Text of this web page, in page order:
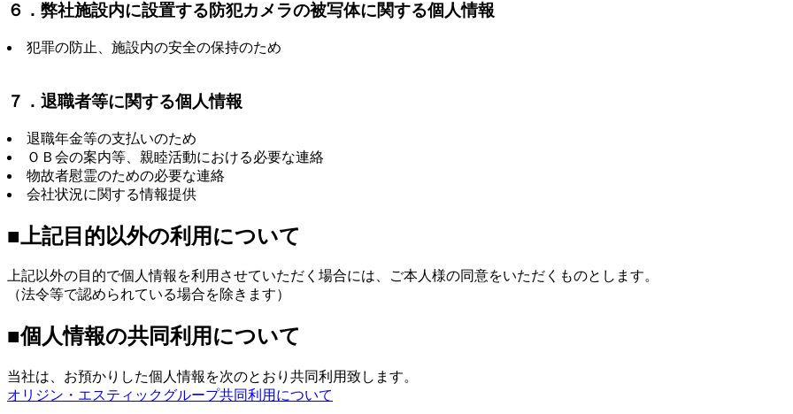
６．弊社施設内に設置する防犯カメラの被写体に関する個人情報
犯罪の防止、施設内の安全の保持のため
７．退職者等に関する個人情報
退職年金等の支払いのため
ＯＢ会の案内等、親睦活動における必要な連絡
物故者慰霊のための必要な連絡
会社状況に関する情報提供
■上記目的以外の利用について
上記以外の目的で個人情報を利用させていただく場合には、ご本人様の同意をいただくものとします。
（法令等で認められている場合を除きます）
■個人情報の共同利用について
当社は、お預かりした個人情報を次のとおり共同利用致します。
オリジン・エスティックグループ共同利用について